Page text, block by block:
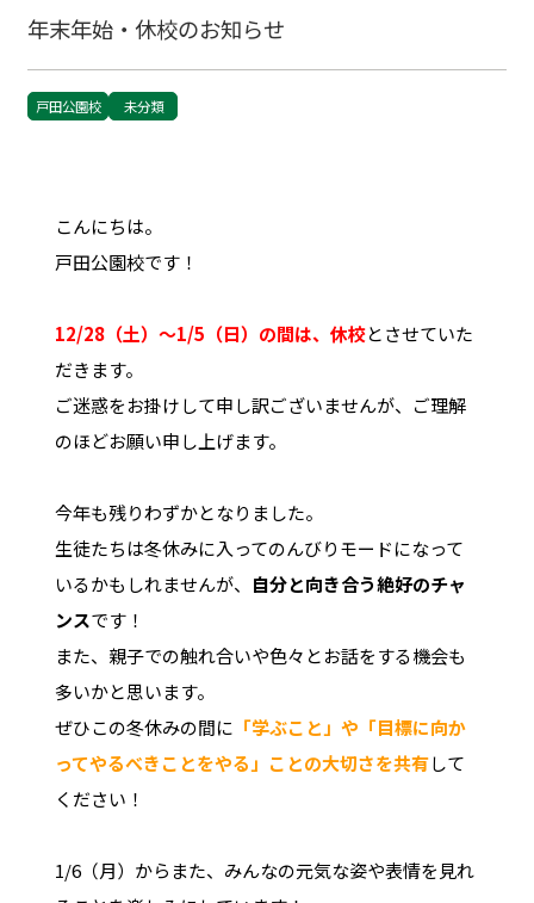
年末年始・休校のお知らせ
戸田公園校 未分類
こんにちは。
戸田公園校です！
12/28（土）～1/5（日）の間は、休校とさせていた
だきます。
ご迷惑をお掛けして申し訳ございませんが、ご理解
のほどお願い申し上げます。
今年も残りわずかとなりました。
生徒たちは冬休みに入ってのんびりモードになって
いるかもしれませんが、 自分と向き合う絶好のチャ
ンスです！
また、親子での触れ合いや色々とお話をする機会も
多いかと思います。
ぜひこの冬休みの間に 「学ぶこと」や「目標に向か
ってやるべきことをやる」ことの大切さを共有して
ください！
1/6（月）からまた、みんなの元気な姿や表情を見れ